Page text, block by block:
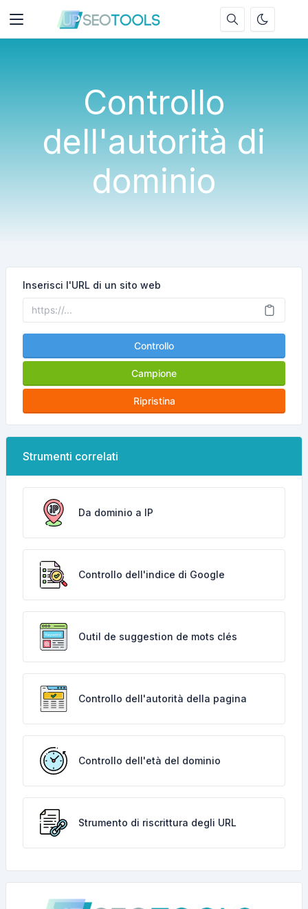
Controllo
dell'autorità di
dominio
Inserisci l'URL di un sito web
Controllo
Campione
Ripristina
Strumenti correlati
Da dominio a IP
Controllo dell'indice di Google
Outil de suggestion de mots clés
Controllo dell'autorità della pagina
Controllo dell'età del dominio
Strumento di riscrittura degli URL